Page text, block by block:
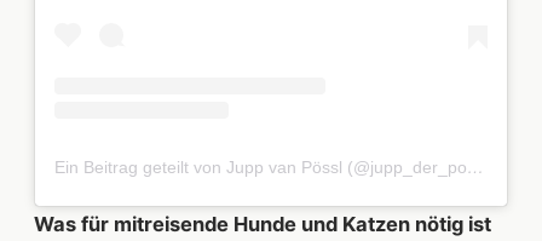
Ein Beitrag geteilt von Jupp van Pössl (@jupp_der_poessl)
Was für mitreisende Hunde und Katzen nötig ist